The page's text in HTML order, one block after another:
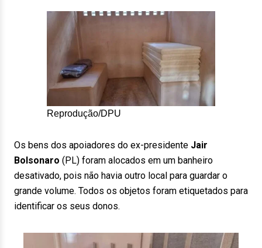
Reprodução/DPU
Os bens dos apoiadores do ex-presidente Jair
Bolsonaro (PL) foram alocados em um banheiro
desativado, pois não havia outro local para guardar o
grande volume. Todos os objetos foram etiquetados para
identificar os seus donos.